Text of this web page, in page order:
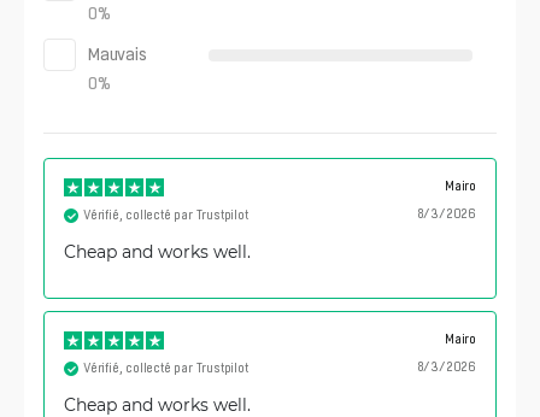
0%
Mauvais
0%
Mairo
8/3/2026
Vérifié, collecté par Trustpilot
Cheap and works well.
Mairo
8/3/2026
Vérifié, collecté par Trustpilot
Cheap and works well.